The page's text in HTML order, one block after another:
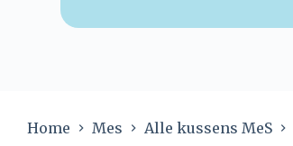
Home Mes Alle kussens MeS